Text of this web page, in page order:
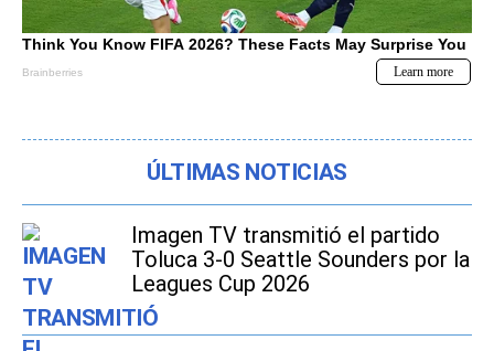
ÚLTIMAS NOTICIAS
Imagen TV transmitió el partido
Toluca 3-0 Seattle Sounders por la
Leagues Cup 2026